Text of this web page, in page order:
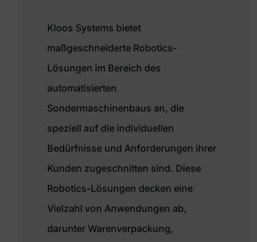
Kloos Systems bietet
maßgeschneiderte Robotics-
Lösungen im Bereich des
automatisierten
Sondermaschinenbaus an, die
speziell auf die individuellen
Bedürfnisse und Anforderungen ihrer
Kunden zugeschnitten sind. Diese
Robotics-Lösungen decken eine
Vielzahl von Anwendungen ab,
darunter Warenverpackung,